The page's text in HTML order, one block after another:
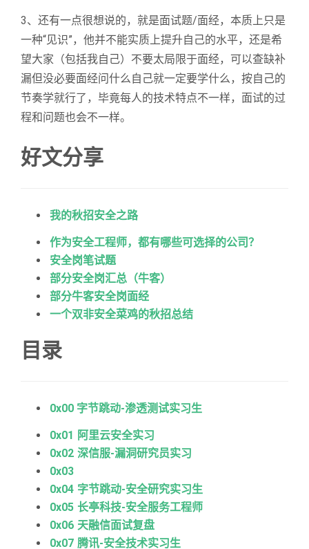
3、还有一点很想说的，就是面试题/面经，本质上只是
一种“见识”，他并不能实质上提升自己的水平，还是希
望大家（包括我自己）不要太局限于面经，可以查缺补
漏但没必要面经问什么自己就一定要学什么，按自己的
节奏学就行了，毕竟每人的技术特点不一样，面试的过
程和问题也会不一样。
好文分享
我的秋招安全之路
作为安全工程师，都有哪些可选择的公司？
安全岗笔试题
部分安全岗汇总（牛客）
部分牛客安全岗面经
一个双非安全菜鸡的秋招总结
目录
0x00 字节跳动-渗透测试实习生
0x01 阿里云安全实习
0x02 深信服-漏洞研究员实习
0x03
0x04 字节跳动-安全研究实习生
0x05 长亭科技-安全服务工程师
0x06 天融信面试复盘
0x07 腾讯-安全技术实习生